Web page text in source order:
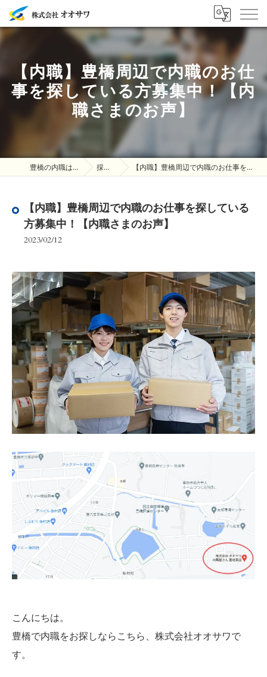
【内職】豊橋周辺で内職のお仕
事を探している方募集中！【内
職さまのお声】
豊橋の内職は株式会社オオサワ 採用ブログ 【内職】豊橋周辺で内職のお仕事を探している方募集中！【内職さまのお声】
【内職】豊橋周辺で内職のお仕事を探している
方募集中！【内職さまのお声】
2023/02/12
こんにちは。
豊橋で内職をお探しならこちら、株式会社オオサワで
す。